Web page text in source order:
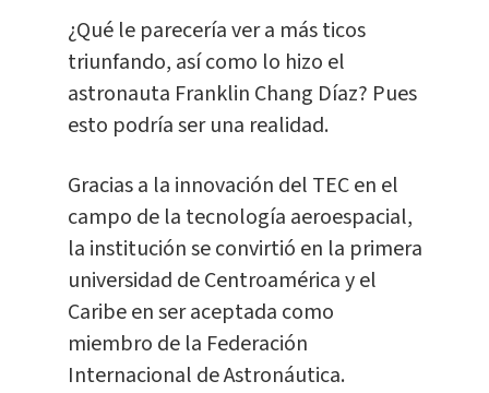
¿Qué le parecería ver a más ticos
triunfando, así como lo hizo el
astronauta Franklin Chang Díaz? Pues
esto podría ser una realidad.
Gracias a la innovación del TEC en el
campo de la tecnología aeroespacial,
la institución se convirtió en la primera
universidad de Centroamérica y el
Caribe en ser aceptada como
miembro de la Federación
Internacional de Astronáutica.